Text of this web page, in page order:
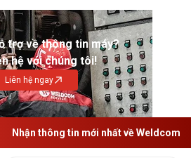
trợ về thông tin máy?
hệ với chúng tôi!
Liên hệ ngay
Nhận thông tin mới nhất về Weldcom